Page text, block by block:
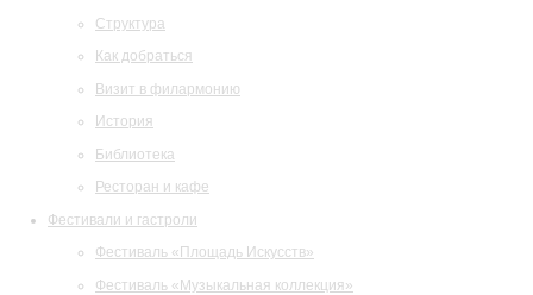
Структура
Как добраться
Визит в филармонию
История
Библиотека
Ресторан и кафе
Фестивали и гастроли
Фестиваль «Площадь Искусств»
Фестиваль «Музыкальная коллекция»